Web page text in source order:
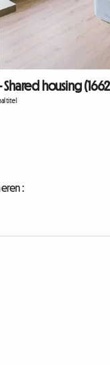
housing
: